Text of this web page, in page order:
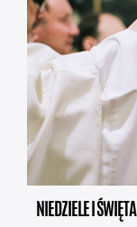
NIEDZIELE I ŚWIĘTA